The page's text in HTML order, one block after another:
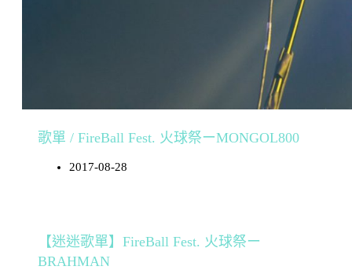
歌單 / FireBall Fest. 火球祭ーMONGOL800
2017-08-28
【迷迷歌單】FireBall Fest. 火球祭ー
BRAHMAN